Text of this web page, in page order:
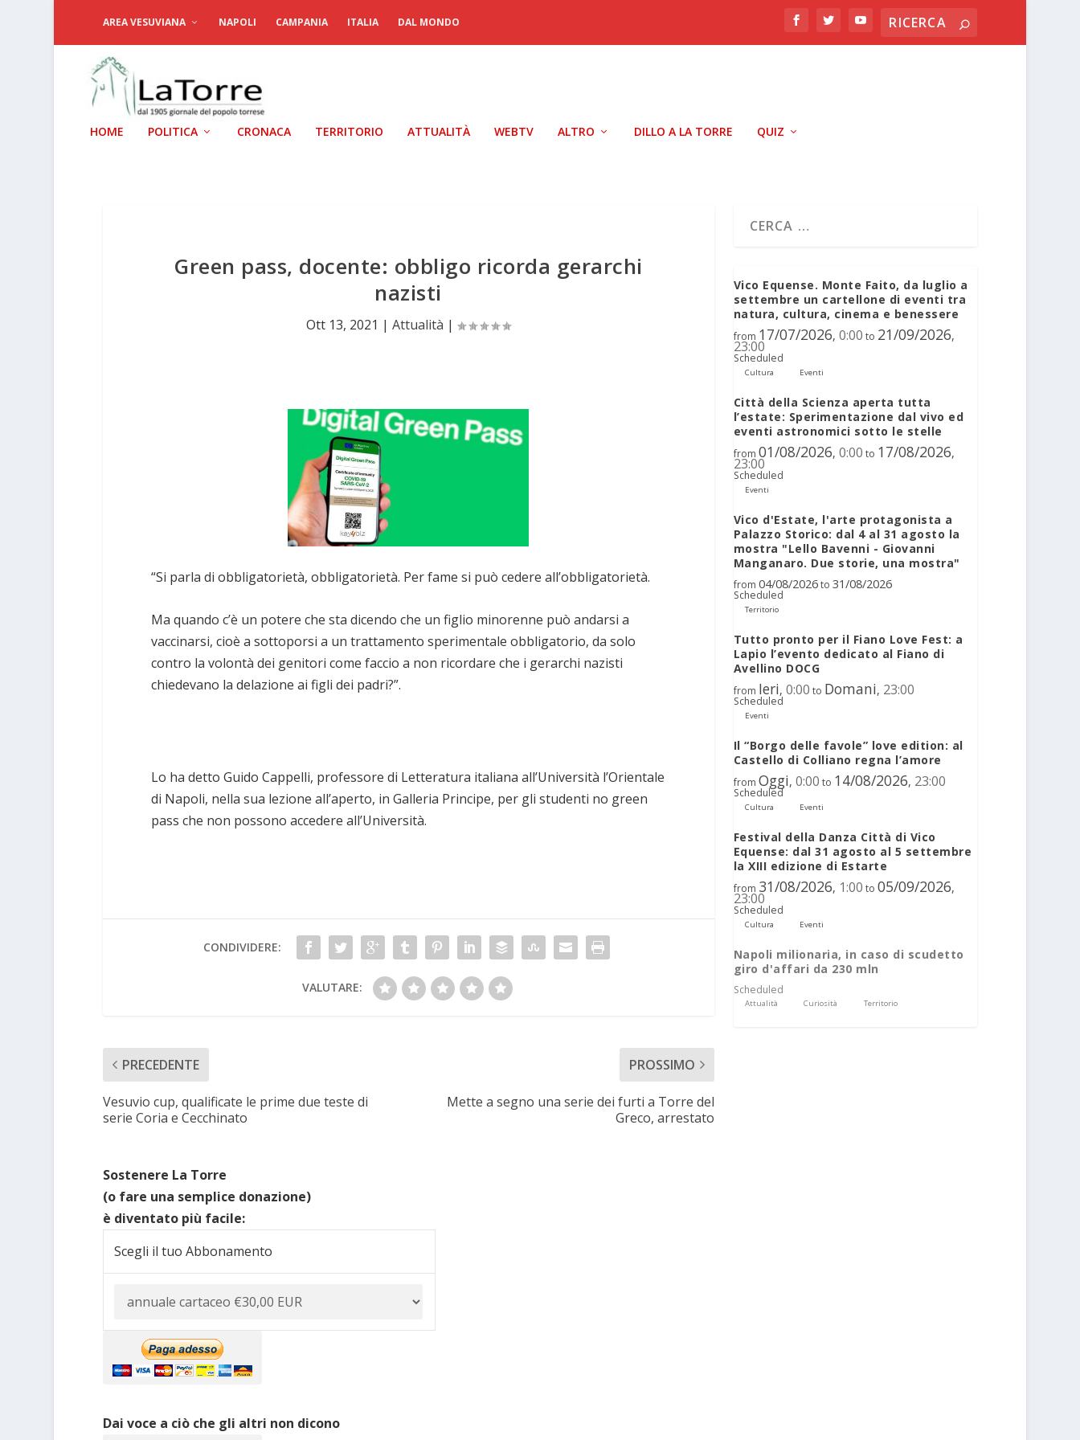
AREA VESUVIANA NAPOLI CAMPANIA ITALIA DAL MONDO
HOME POLITICA CRONACA TERRITORIO ATTUALITÀ WEBTV ALTRO DILLO A LA TORRE QUIZ
Green pass, docente: obbligo ricorda gerarchi
nazisti
Ott 13, 2021 |Attualità |
“Si parla di obbligatorietà, obbligatorietà. Per fame si può cedere all’obbligatorietà.
Ma quando c’è un potere che sta dicendo che un figlio minorenne può andarsi a
vaccinarsi, cioè a sottoporsi a un trattamento sperimentale obbligatorio, da solo
contro la volontà dei genitori come faccio a non ricordare che i gerarchi nazisti
chiedevano la delazione ai figli dei padri?”.
Lo ha detto Guido Cappelli, professore di Letteratura italiana all’Università l’Orientale
di Napoli, nella sua lezione all’aperto, in Galleria Principe, per gli studenti no green
pass che non possono accedere all’Università.
CONDIVIDERE:
VALUTARE:
PRECEDENTE
Vesuvio cup, qualificate le prime due teste di
serie Coria e Cecchinato
PROSSIMO
Mette a segno una serie dei furti a Torre del
Greco, arrestato
Sostenere La Torre
(o fare una semplice donazione)
è diventato più facile:
Scegli il tuo Abbonamento
Dai voce a ciò che gli altri non dicono
Vico Equense. Monte Faito, da luglio a
settembre un cartellone di eventi tra
natura, cultura, cinema e benessere
from 17/07/2026, 0:00 to 21/09/2026,
23:00
Scheduled
Cultura Eventi
Città della Scienza aperta tutta
l’estate: Sperimentazione dal vivo ed
eventi astronomici sotto le stelle
from 01/08/2026, 0:00 to 17/08/2026,
23:00
Scheduled
Eventi
Vico d'Estate, l'arte protagonista a
Palazzo Storico: dal 4 al 31 agosto la
mostra "Lello Bavenni - Giovanni
Manganaro. Due storie, una mostra"
from 04/08/2026to 31/08/2026
Scheduled
Territorio
Tutto pronto per il Fiano Love Fest: a
Lapio l’evento dedicato al Fiano di
Avellino DOCG
from Ieri, 0:00 to Domani, 23:00
Scheduled
Eventi
Il “Borgo delle favole” love edition: al
Castello di Colliano regna l’amore
from Oggi, 0:00 to 14/08/2026, 23:00
Scheduled
Cultura Eventi
Festival della Danza Città di Vico
Equense: dal 31 agosto al 5 settembre
la XIII edizione di Estarte
from 31/08/2026, 1:00 to 05/09/2026,
23:00
Scheduled
Cultura Eventi
Napoli milionaria, in caso di scudetto
giro d'affari da 230 mln
Scheduled
Attualità Curiosità Territorio